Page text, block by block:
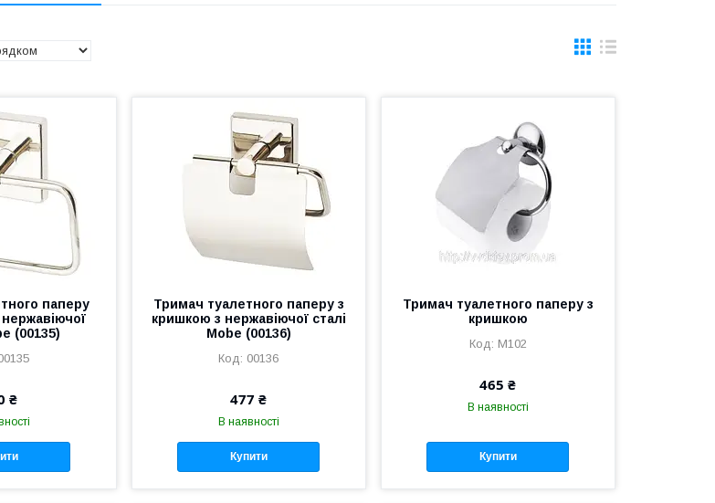
паперу
(00135)
₴
Тримач туалетного паперу з
кришкою з нержавіючої сталі
Mobe (00136)
00136
477 ₴
В наявності
Купити
Тримач туалетного паперу з
кришкою
M102
465 ₴
В наявності
Купити